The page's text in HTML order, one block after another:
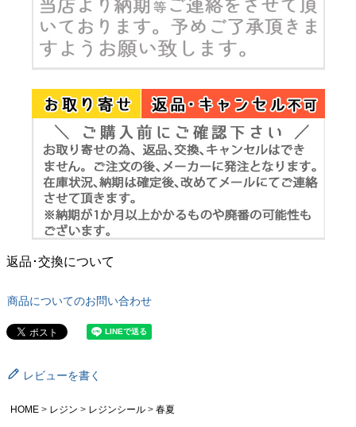
返品･交換について
商品についてのお問い合わせ
レビューを書く
HOME レジン レジンシール 春夏